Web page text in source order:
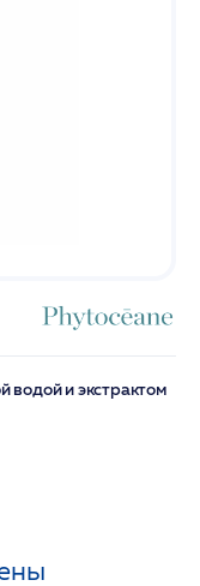
водой и экстрактом